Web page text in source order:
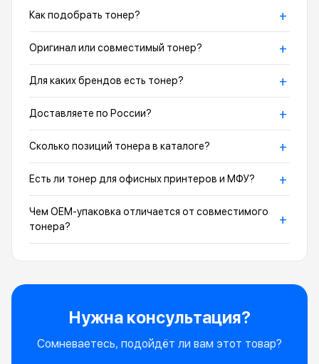
Как подобрать тонер? +
Оригинал или совместимый тонер? +
Для каких брендов есть тонер? +
Доставляете по России? +
Сколько позиций тонера в каталоге? +
Есть ли тонер для офисных принтеров и МФУ? +
Чем OEM-упаковка отличается от совместимого
тонера?
+
Нужна консультация?
Сомневаетесь, подойдёт ли вам этот товар?